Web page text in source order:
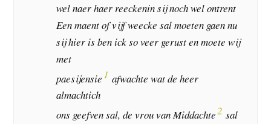
wel naer haer reeckenin sij noch wel ontrent
Een maent of vijf weecke sal moeten gaen nu
sij hier is ben ick so veer gerust en moete wij
met
paesijensie1 afwachte wat de heer
almachtich
ons geefven sal, de vrou van Middachte2 sal